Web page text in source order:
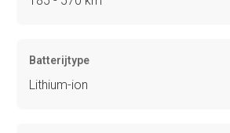
Batterijtype
Lithium-ion